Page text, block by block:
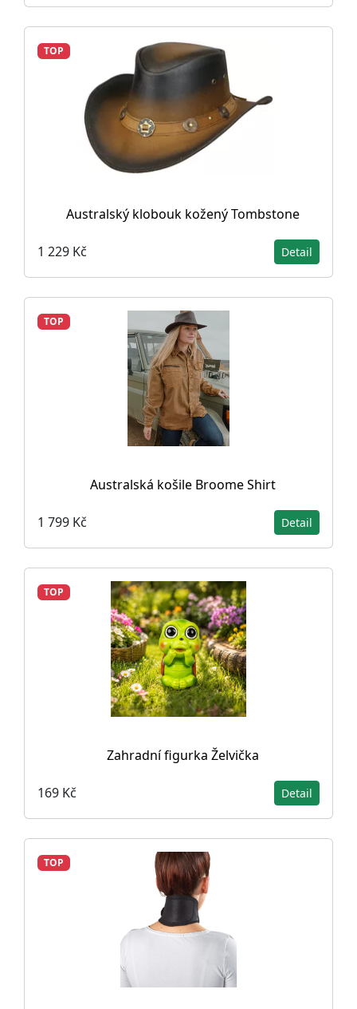
TOP
Australský klobouk kožený Tombstone
1 229 Kč Detail
TOP
Australská košile Broome Shirt
1 799 Kč Detail
TOP
Zahradní figurka Želvička
169 Kč Detail
TOP